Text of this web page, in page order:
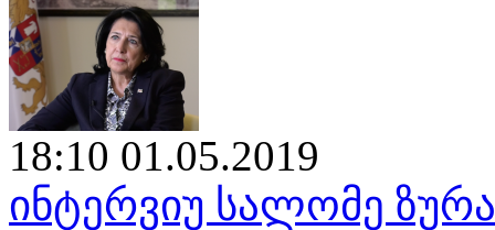
18:10 01.05.2019
ინტერვიუ სალომე